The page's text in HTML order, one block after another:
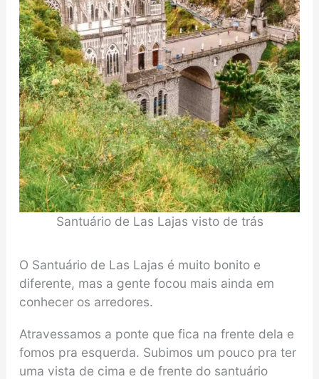
Santuário de Las Lajas visto de trás
O Santuário de Las Lajas é muito bonito e
diferente, mas a gente focou mais ainda em
conhecer os arredores.
Atravessamos a ponte que fica na frente dela e
fomos pra esquerda. Subimos um pouco pra ter
uma vista de cima e de frente do santuário